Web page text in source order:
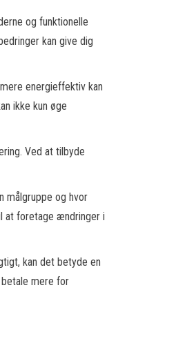
og funktionelle
kan give dig
energieffektiv kan
ikke kun øge
Ved at tilbyde
målgruppe og hvor
at foretage ændringer i
kan det betyde en
mere for